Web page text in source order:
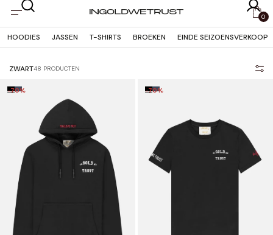
OVERSLAAN
NAAR
0
HOODIES JASSEN T-SHIRTS BROEKEN EINDE SEIZOENSVERKOOP
ZWART48 PRODUCTEN
-70% -70%